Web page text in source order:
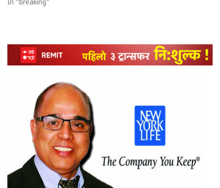
In "breaking"